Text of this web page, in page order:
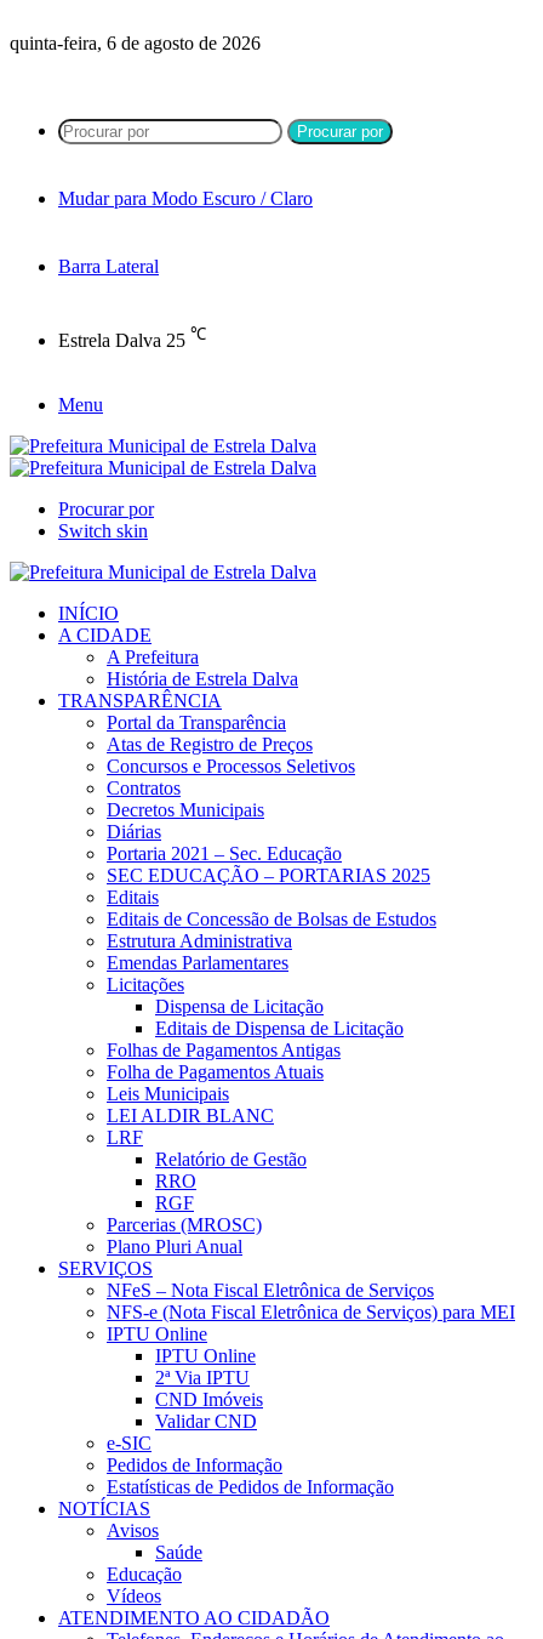
quinta-feira, 6 de agosto de 2026
Procurar por
Mudar para Modo Escuro / Claro
Barra Lateral
Estrela Dalva 25 ℃
Menu
Procurar por
Switch skin
INÍCIO
A CIDADE
A Prefeitura
História de Estrela Dalva
TRANSPARÊNCIA
Portal da Transparência
Atas de Registro de Preços
Concursos e Processos Seletivos
Contratos
Decretos Municipais
Diárias
Portaria 2021 – Sec. Educação
SEC EDUCAÇÃO – PORTARIAS 2025
Editais
Editais de Concessão de Bolsas de Estudos
Estrutura Administrativa
Emendas Parlamentares
Licitações
Dispensa de Licitação
Editais de Dispensa de Licitação
Folhas de Pagamentos Antigas
Folha de Pagamentos Atuais
Leis Municipais
LEI ALDIR BLANC
LRF
Relatório de Gestão
RRO
RGF
Parcerias (MROSC)
Plano Pluri Anual
SERVIÇOS
NFeS – Nota Fiscal Eletrônica de Serviços
NFS-e (Nota Fiscal Eletrônica de Serviços) para MEI
IPTU Online
IPTU Online
2ª Via IPTU
CND Imóveis
Validar CND
e-SIC
Pedidos de Informação
Estatísticas de Pedidos de Informação
NOTÍCIAS
Avisos
Saúde
Educação
Vídeos
ATENDIMENTO AO CIDADÃO